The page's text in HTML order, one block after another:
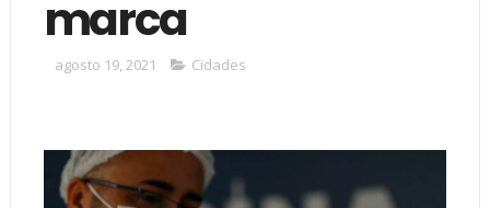
marca
agosto 19, 2021 Cidades